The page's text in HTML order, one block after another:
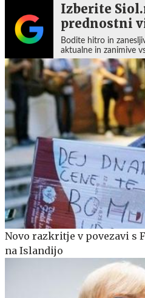
Izberite
prednostni
Bodite hitro in
aktualne in zanimive
Novo razkritje v povezavi s
na Islandijo